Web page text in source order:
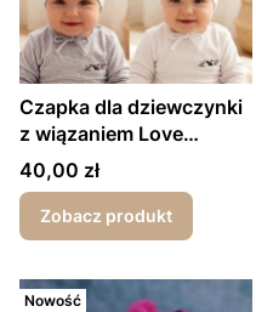
Czapka dla dziewczynki
z wiązaniem Love
wiosna/jesień
Cena
40,00 zł
Zobacz produkt
Nowość